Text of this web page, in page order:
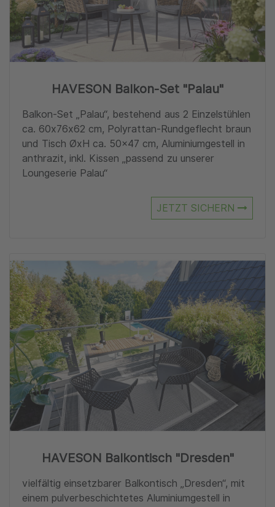
HAVESON Balkon-Set "Palau"
Balkon-Set „Palau“, bestehend aus 2 Einzelstühlen
ca. 60x76x62 cm, Polyrattan-Rundgeflecht braun
und Tisch ØxH ca. 50×47 cm, Aluminiumgestell in
anthrazit, inkl. Kissen „passend zu unserer
Loungeserie Palau“
JETZT SICHERN
HAVESON Balkontisch "Dresden"
vielfältig einsetzbarer Balkontisch „Dresden“, mit
einem pulverbeschichtetes Aluminiumgestell in